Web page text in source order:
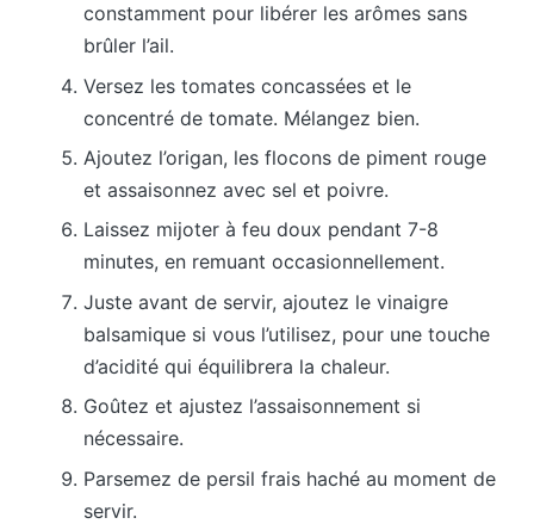
constamment pour libérer les arômes sans
brûler l’ail.
Versez les tomates concassées et le
concentré de tomate. Mélangez bien.
Ajoutez l’origan, les flocons de piment rouge
et assaisonnez avec sel et poivre.
Laissez mijoter à feu doux pendant 7-8
minutes, en remuant occasionnellement.
Juste avant de servir, ajoutez le vinaigre
balsamique si vous l’utilisez, pour une touche
d’acidité qui équilibrera la chaleur.
Goûtez et ajustez l’assaisonnement si
nécessaire.
Parsemez de persil frais haché au moment de
servir.